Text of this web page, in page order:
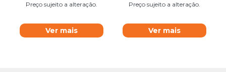
Preço sujeito a alteração.
Ver mais
Preço sujeito a alteração.
Ver mais